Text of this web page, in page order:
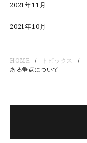
2021年11月
2021年10月
HOME トピックス
ある争点について